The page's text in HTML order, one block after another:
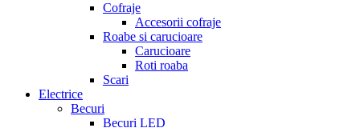
Cofraje
Accesorii cofraje
Roabe si carucioare
Carucioare
Roti roaba
Scari
Electrice
Becuri
Becuri LED